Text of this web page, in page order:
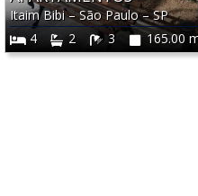
Itaim Bibi–São Paulo–SP
4
2 3 165.00